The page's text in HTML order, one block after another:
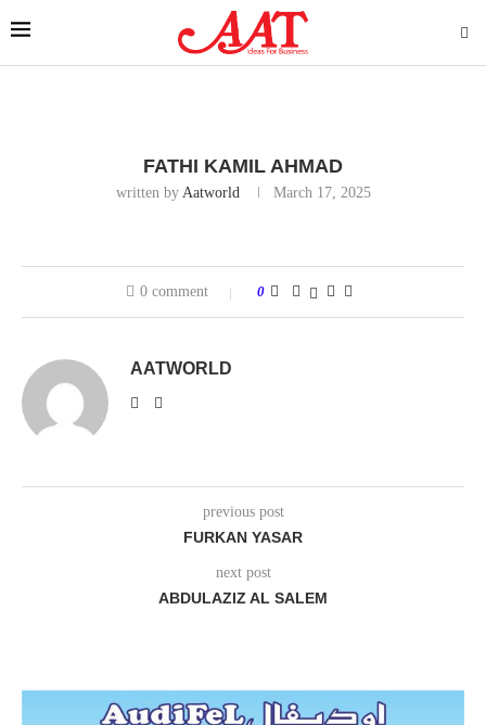
FATHI KAMIL AHMAD
written by Aatworld March 17, 2025
0 comment 0
AATWORLD
previous post
FURKAN YASAR
next post
ABDULAZIZ AL SALEM